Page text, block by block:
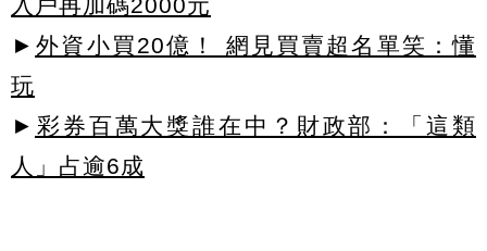
► 外資小買20億！ 網見買賣超名單笑：懂
玩
► 彩券百萬大獎誰在中？財政部：「這類
人」占逾6成